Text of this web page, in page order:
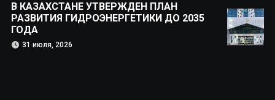
В КАЗАХСТАНЕ УТВЕРЖДЕН ПЛАН
РАЗВИТИЯ ГИДРОЭНЕРГЕТИКИ ДО 2035
ГОДА
31 июля, 2026